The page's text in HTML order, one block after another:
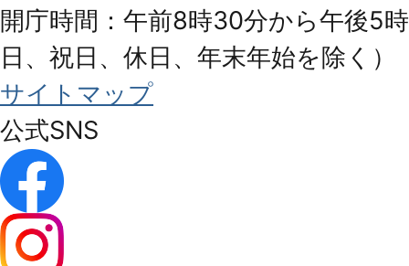
開庁時間：午前8時30分から午後5
日、祝日、休日、年末年始を除く）
サイトマップ
公式SNS